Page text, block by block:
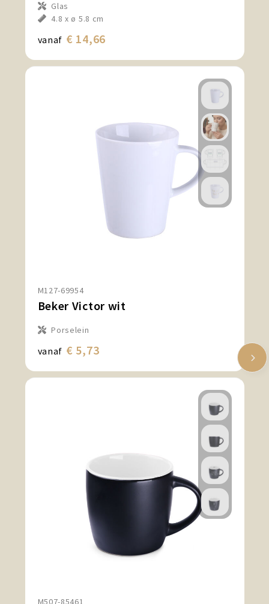
Glas
4.8 x ø 5.8 cm
vanaf € 14,66
M127-69954
Beker Victor wit
Porselein
vanaf € 5,73
M507-85461